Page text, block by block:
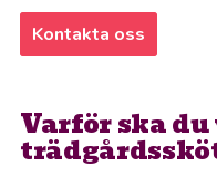
Kontakta oss
Varför ska